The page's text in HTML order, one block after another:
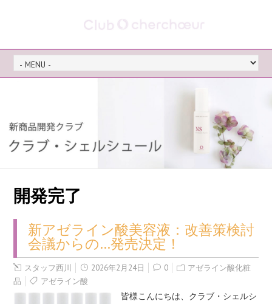
開発完了
新アゼライン酸美容液：改善策検討
会議からの…発売決定！
スタッフ西川 2026年2月24日 0
アゼライン酸化粧
品
アゼライン酸
皆様こんにちは、クラブ・シェルシ